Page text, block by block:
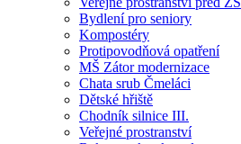
Bydlení pro seniory
Kompostéry
Protipovodňová opatření
MŠ Zátor modernizace
Chata srub Čmeláci
Dětské hřiště
Chodník silnice III.
Veřejné prostranství